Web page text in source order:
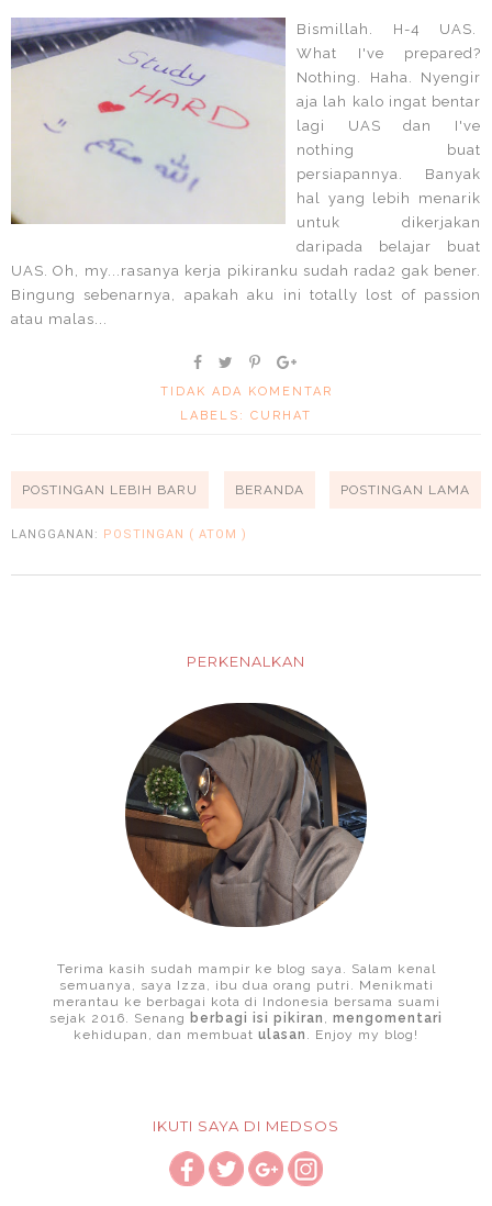
Bismillah. H-4 UAS.
What I've prepared?
Nothing. Haha. Nyengir
aja lah kalo ingat bentar
lagi UAS dan I've
nothing buat
persiapannya. Banyak
hal yang lebih menarik
untuk dikerjakan
daripada belajar buat
UAS. Oh, my...rasanya kerja pikiranku sudah rada2 gak bener.
Bingung sebenarnya, apakah aku ini totally lost of passion
atau malas...
TIDAK ADA KOMENTAR
LABELS: CURHAT
POSTINGAN LEBIH BARU POSTINGAN LAMA
BERANDA
LANGGANAN: POSTINGAN ( ATOM )
PERKENALKAN
Terima kasih sudah mampir ke blog saya. Salam kenal
semuanya, saya Izza, ibu dua orang putri. Menikmati
merantau ke berbagai kota di Indonesia bersama suami
sejak 2016. Senang berbagi isi pikiran , mengomentari
kehidupan, dan membuat ulasan . Enjoy my blog!
IKUTI SAYA DI MEDSOS